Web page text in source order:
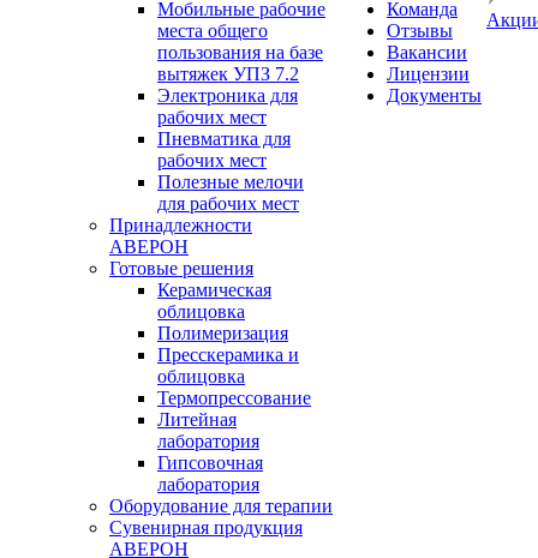
Мобильные рабочие
места общего
пользования на базе
вытяжек УПЗ 7.2
Электроника для
рабочих мест
Пневматика для
рабочих мест
Полезные мелочи
для рабочих мест
Принадлежности
АВЕРОН
Готовые решения
Керамическая
облицовка
Полимеризация
Пресскерамика и
облицовка
Термопрессование
Литейная
лаборатория
Гипсовочная
лаборатория
Оборудование для терапии
Сувенирная продукция
АВЕРОН
Команда
Отзывы
Вакансии
Лицензии
Документы